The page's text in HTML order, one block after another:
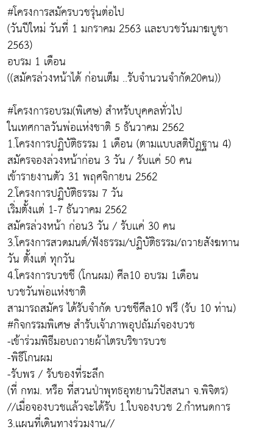
#โครงการสมัครบวชรุ่นต่อไป
(วันปีใหม่ วันที่ 1 มกราคม 2563 เเละบวชวันมาฆบูชา
2563)
อบรม 1 เดือน
((สมัครล่วงหน้าได้ ก่อนเต็ม ..รับจำนวนจำกัด20คน))
#โครงการอบรม(พิเศษ) สำหรับบุคคลทั่วไป
ในเทศกาลวันพ่อเเห่งชาติ 5 ธันวาคม 2562
1.โครงการปฏิบัติธรรม 1 เดือน (ตามเเบบสติปัฏฐาน 4)
สมัครจองล่วงหน้าก่อน 3 วัน / รับเเค่ 50 คน
เข้ารายงานตัว 31 พฤศจิกายน 2562
2.โครงการปฏิบัติธรรม 7 วัน
เริ่มตั้งเเต่ 1-7 ธันวาคม 2562
สมัครล่วงหน้า ก่อน3 วัน / รับเเค่ 30 คน
3.โครงการสวดมนต์/ฟังธรรม/ปฏิบัติธรรม/ถวายสังฆทาน
วัน ตั้งเเต่ ทุกวัน
4.โครงการบวชชี (โกนผม) ศีล10 อบรม 1เดือน
บวชวันพ่อเเห่งชาติ
สามารถสมัคร ได้รับจำกัด บวชชีศีล10 ฟรี (รับ 10 ท่าน)
#กิจกรรมพิเศษ สำรับเจ้าภาพอุปถัมภ์จองบวช
-เข้าร่วมพิธีมอบถวายผ้าไตรบริขารบวช
-พิธีโกนผม
-รับพร / รับของที่ระลึก
(ที่ กทม. หรือ ที่สวนป่าพุทธอุทยานวิปัสสนา จ.พิจิตร)
//เมื่อจองบวชเเล้วจะได้รับ 1.ใบจองบวช 2.กำหนดการ
3.เเผนที่เดินทางร่วมงาน//